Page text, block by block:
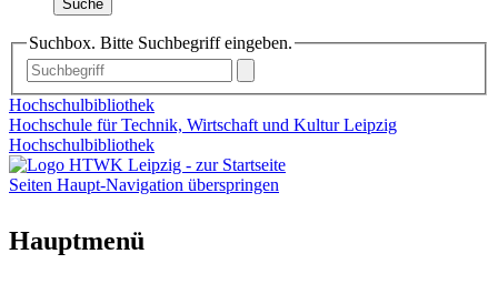
Suche
Suchbox. Bitte Suchbegriff eingeben.
Hochschulbibliothek
Hochschule für Technik, Wirtschaft und Kultur Leipzig
Hochschulbibliothek
Seiten Haupt-Navigation überspringen
Hauptmenü